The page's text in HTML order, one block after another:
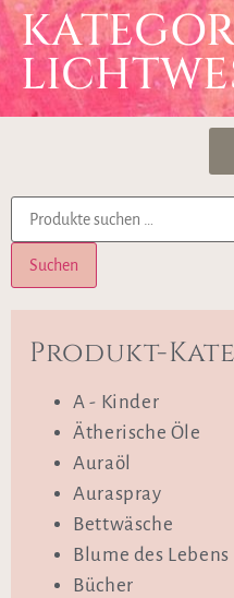
Suchen
Produkt-
A - Kinder
Ätherische Öle
Auraöl
Auraspray
Bettwäsche
Blume des Lebens
Bücher